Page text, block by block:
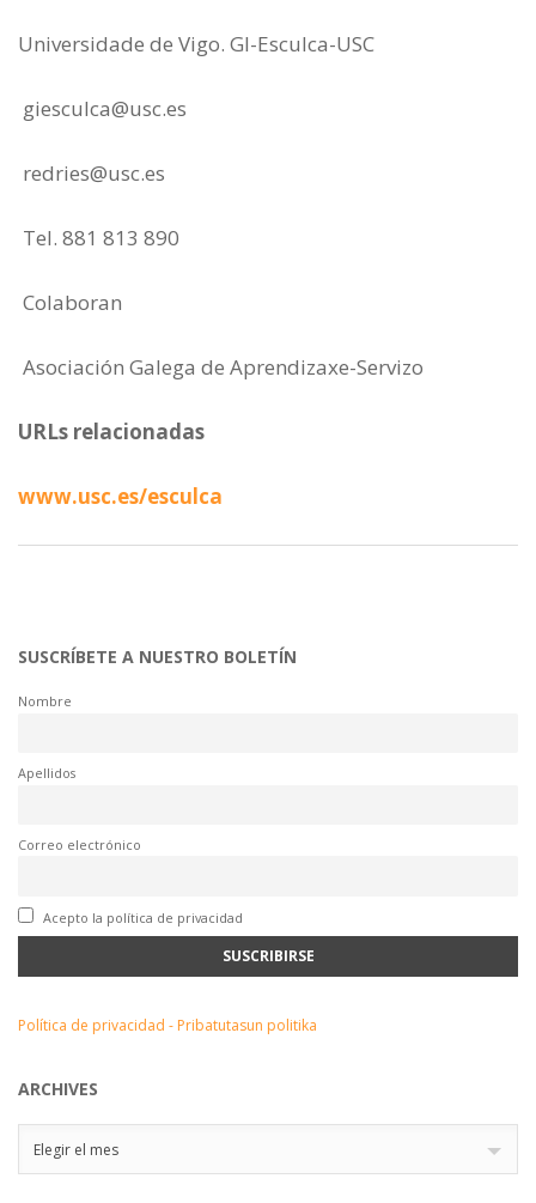
Universidade de Vigo. GI-Esculca-USC
giesculca@usc.es
redries@usc.es
Tel. 881 813 890
Colaboran
Asociación Galega de Aprendizaxe-Servizo
URLs relacionadas
www.usc.es/esculca
SUSCRÍBETE A NUESTRO BOLETÍN
Nombre
Apellidos
Correo electrónico
Acepto la política de privacidad
Política de privacidad - Pribatutasun politika
ARCHIVES
Elegir el mes